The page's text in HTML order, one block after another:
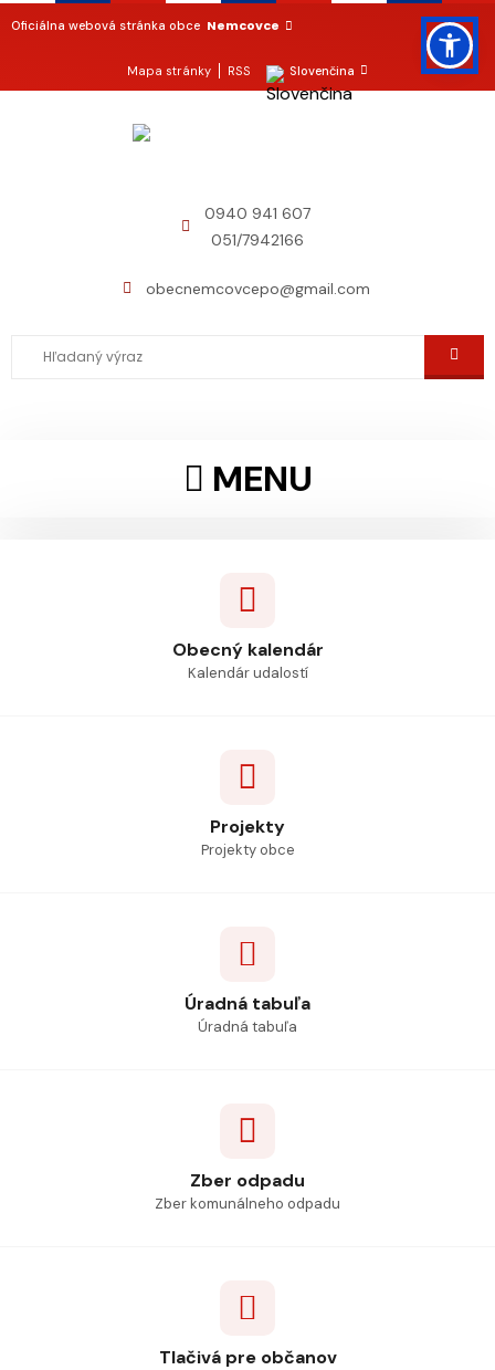
Oficiálna webová stránka obce Nemcovce
Mapa stránky RSS Slovenčina
0940 941 607
051/7942166
obecnemcovcepo@gmail.com
MENU
Obecný kalendár
Kalendár udalostí
Projekty
Projekty obce
Úradná tabuľa
Úradná tabuľa
Zber odpadu
Zber komunálneho odpadu
Tlačivá pre občanov